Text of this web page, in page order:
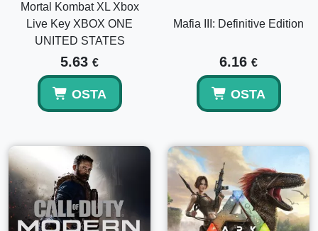
Mortal Kombat XL Xbox
Live Key XBOX ONE
UNITED STATES
5.63 €
OSTA
Mafia III: Definitive Edition
6.16 €
OSTA